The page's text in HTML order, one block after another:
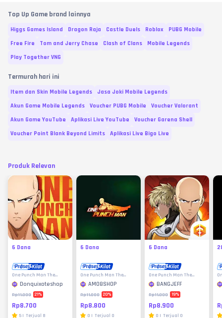
Top Up Game brand lainnya
Higgs Games Island Dragon Raja Castle Duels Roblox
PUBG Mobile
Free Fire
Tom and Jerry Chase Clash of Clans
Mobile Legends
Play Together VNG
Termurah hari ini
Item dan Skin Mobile Legends
Jasa Joki Mobile Legends
Akun Game Mobile Legends
Voucher PUBG Mobile
Voucher Valorant
Akun Game YouTube
Aplikasi Live YouTube
Voucher Garena Shell
Voucher Point Blank Beyond Limits
Aplikasi Live Bigo Live
Produk Relevan
6 Dana
One Punch Man The
Strongest
Donquixoteshop
Rp11.000 21%
Rp8.700
5 | Terjual 8
6 Dana
One Punch Man The
Strongest
AM08SHOP
Rp11.000 20%
Rp8.800
0 | Terjual 0
6 Dana
One Punch Man The
Strongest
BANGJEFF
Rp11.000 19%
Rp8.900
0 | Terjual 0